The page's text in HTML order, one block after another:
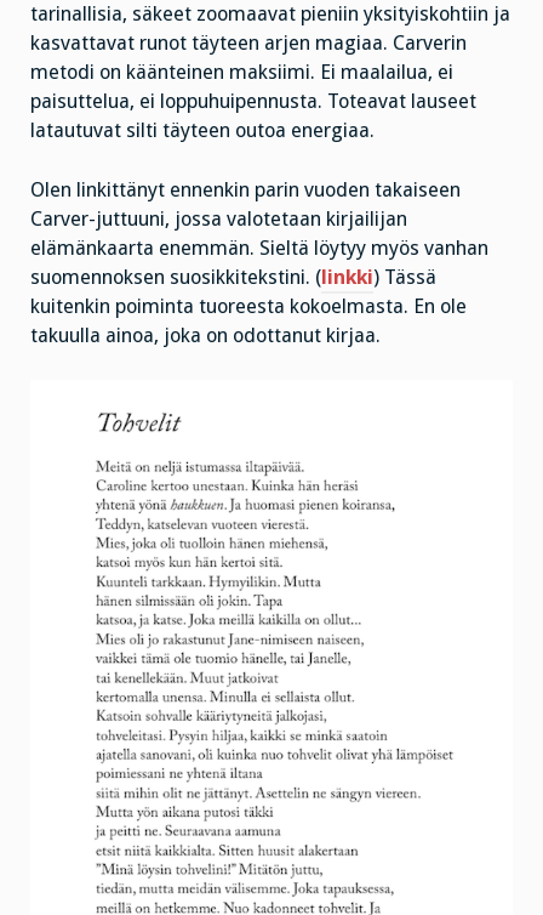
tarinallisia, säkeet zoomaavat pieniin yksityiskohtiin ja
kasvattavat runot täyteen arjen magiaa. Carverin
metodi on käänteinen maksiimi. Ei maalailua, ei
paisuttelua, ei loppuhuipennusta. Toteavat lauseet
latautuvat silti täyteen outoa energiaa.
Olen linkittänyt ennenkin parin vuoden takaiseen
Carver-juttuuni, jossa valotetaan kirjailijan
elämänkaarta enemmän. Sieltä löytyy myös vanhan
suomennoksen suosikkitekstini. (linkki) Tässä
kuitenkin poiminta tuoreesta kokoelmasta. En ole
takuulla ainoa, joka on odottanut kirjaa.